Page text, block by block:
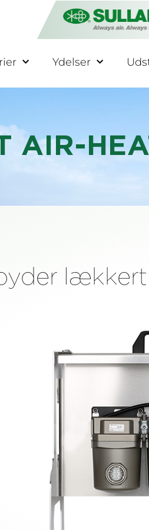
Ydelser
AIR-